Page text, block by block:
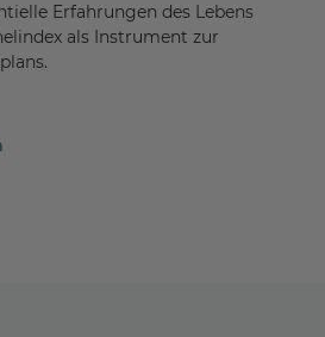
z.B.
oder anderen Übungen
für ältere Patienten
wie Progressive
Erfahrungen des Lebens
als Instrument zur
besteht in der individuellen
Wir sind spezialisiert auf